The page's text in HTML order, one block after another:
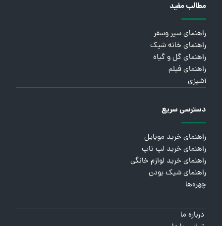
مطالب مفید
راهنمای سیر وسفر
راهنمای خانه شیک
راهنمای گل و گیاه
راهنمای فیلم
آشپزی
دسترسی سریع
راهنمای خرید موبایل
راهنمای خرید لپ تاپ
راهنمای خرید لوازم خانگی
راهنمای شیک بودن
چهره‌ها
درباره ما